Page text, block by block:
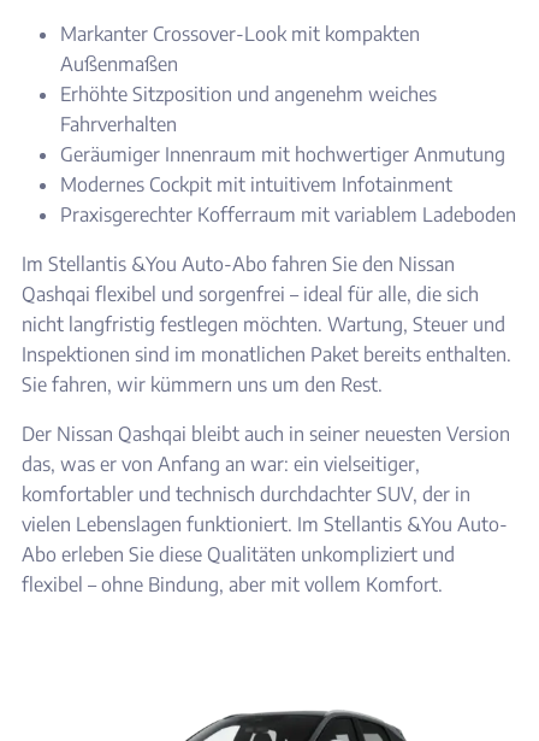
Markanter Crossover-Look mit kompakten
Außenmaßen
Erhöhte Sitzposition und angenehm weiches
Fahrverhalten
Geräumiger Innenraum mit hochwertiger Anmutung
Modernes Cockpit mit intuitivem Infotainment
Praxisgerechter Kofferraum mit variablem Ladeboden
Im Stellantis &You Auto-Abo fahren Sie den Nissan
Qashqai flexibel und sorgenfrei – ideal für alle, die sich
nicht langfristig festlegen möchten. Wartung, Steuer und
Inspektionen sind im monatlichen Paket bereits enthalten.
Sie fahren, wir kümmern uns um den Rest.
Der Nissan Qashqai bleibt auch in seiner neuesten Version
das, was er von Anfang an war: ein vielseitiger,
komfortabler und technisch durchdachter SUV, der in
vielen Lebenslagen funktioniert. Im Stellantis &You Auto-
Abo erleben Sie diese Qualitäten unkompliziert und
flexibel – ohne Bindung, aber mit vollem Komfort.